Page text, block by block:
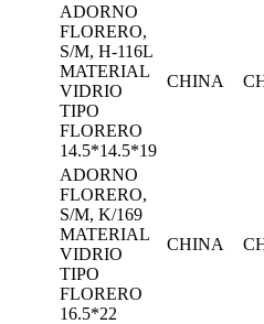
ADORNO
FLORERO,
S/M, H-116L
MATERIAL
VIDRIO
TIPO
FLORERO
14.5*14.5*19
CHINA
ADORNO
FLORERO,
S/M, K/169
MATERIAL
VIDRIO
TIPO
FLORERO
16.5*22
CHINA